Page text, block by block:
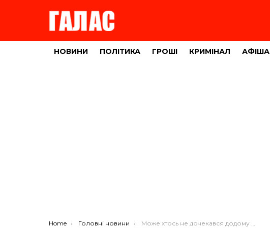
НОВИНИ ПОЛІТИКА ГРОШІ КРИМІНАЛ АФІША
You are here:
Home Головні новини Може хтось не дочекався додому родича: встановлюють особу чоловіка, який загинув на колії (ФОТО)